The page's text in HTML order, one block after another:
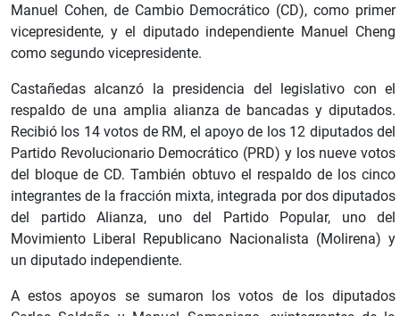
Manuel Cohen, de Cambio Democrático (CD), como primer
vicepresidente, y el diputado independiente Manuel Cheng
como segundo vicepresidente.
Castañedas alcanzó la presidencia del legislativo con el
respaldo de una amplia alianza de bancadas y diputados.
Recibió los 14 votos de RM, el apoyo de los 12 diputados del
Partido Revolucionario Democrático (PRD) y los nueve votos
del bloque de CD. También obtuvo el respaldo de los cinco
integrantes de la fracción mixta, integrada por dos diputados
del partido Alianza, uno del Partido Popular, uno del
Movimiento Liberal Republicano Nacionalista (Molirena) y
un diputado independiente.
A estos apoyos se sumaron los votos de los diputados